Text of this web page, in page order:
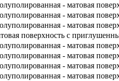
- матовая
- матовая
- матовая
поверхность с
- матовая
- матовая
- матовая
- матовая